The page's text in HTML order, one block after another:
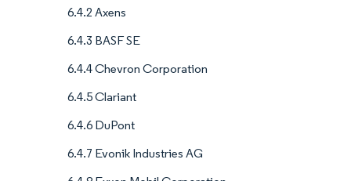
6.4.2 Axens
6.4.3 BASF SE
6.4.4 Chevron Corporation
6.4.5 Clariant
6.4.6 DuPont
6.4.7 Evonik Industries AG